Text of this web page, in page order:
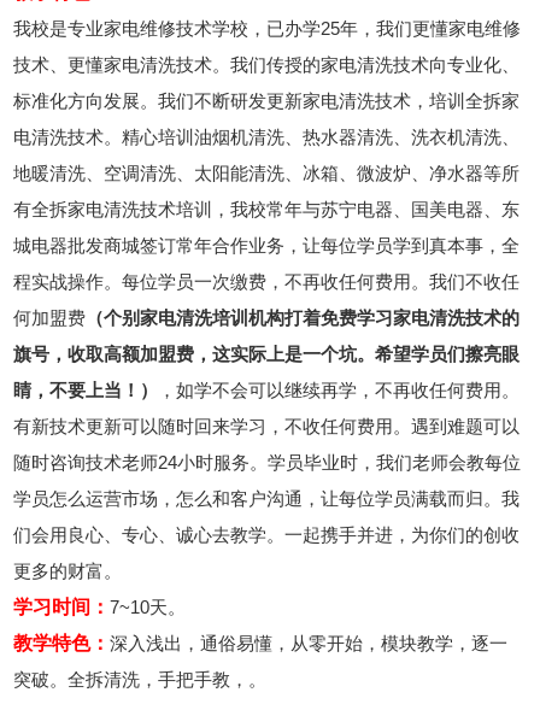
我校是专业家电维修技术学校，已办学25年，我们更懂家电维修
技术、更懂家电清洗技术。我们传授的家电清洗技术向专业化、
标准化方向发展。我们不断研发更新家电清洗技术，培训全拆家
电清洗技术。精心培训油烟机清洗、热水器清洗、洗衣机清洗、
地暖清洗、空调清洗、太阳能清洗、冰箱、微波炉、净水器等所
有全拆家电清洗技术培训，我校常年与苏宁电器、国美电器、东
城电器批发商城签订常年合作业务，让每位学员学到真本事，全
程实战操作。每位学员一次缴费，不再收任何费用。我们不收任
何加盟费 （个别家电清洗培训机构打着免费学习家电清洗技术的
旗号，收取高额加盟费，这实际上是一个坑。希望学员们擦亮眼
睛，不要上当！）
，如学不会可以继续再学，不再收任何费用。
有新技术更新可以随时回来学习，不收任何费用。遇到难题可以
随时咨询技术老师24小时服务。学员毕业时，我们老师会教每位
学员怎么运营市场，怎么和客户沟通，让每位学员满载而归。我
们会用良心、专心、诚心去教学。一起携手并进，为你们的创收
更多的财富。
学习时间：7~10天。
教学特色：深入浅出，通俗易懂，从零开始，模块教学，逐一
突破。全拆清洗，手把手教，。